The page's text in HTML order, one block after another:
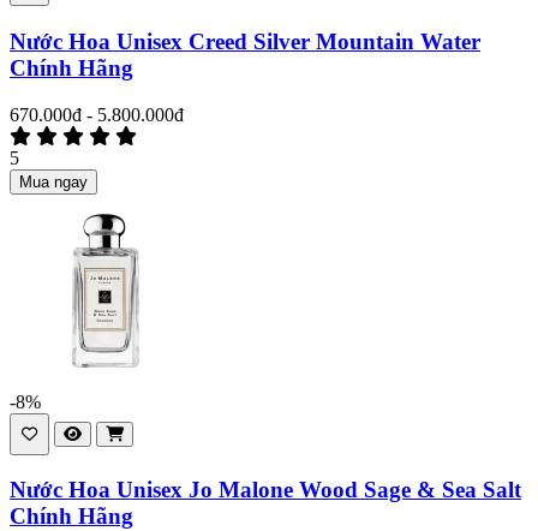
Nước Hoa Unisex Creed Silver Mountain Water
Chính Hãng
670.000đ - 5.800.000đ
5
Mua ngay
-8%
Nước Hoa Unisex Jo Malone Wood Sage & Sea Salt
Chính Hãng